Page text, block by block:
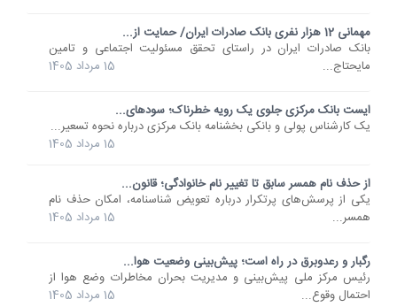
مهمانی 12 هزار نفری بانک صادرات ایران/ حمایت از...
​بانک صادرات ایران در راستای تحقق مسئولیت اجتماعی و تامین
مایحتاج...
15 مرداد 1405
ایست بانک مرکزی جلوی یک رویه خطرناک؛ سودهای...
یک کارشناس پولی و بانکی بخشنامه بانک مرکزی درباره نحوه تسعیر...
15 مرداد 1405
از حذف نام همسر سابق تا تغییر نام خانوادگی؛ قانون...
یکی از پرسش‌های پرتکرار درباره تعویض شناسنامه، امکان حذف نام
همسر...
15 مرداد 1405
رگبار و رعدوبرق در راه است؛ پیش‌بینی وضعیت هوا...
رئیس مرکز ملی پیش‌بینی و مدیریت بحران مخاطرات وضع هوا از
احتمال وقوع...
15 مرداد 1405